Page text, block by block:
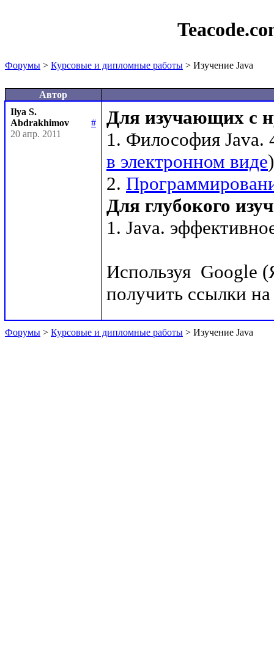
Форумы > Курсовые и дипломные работы > Изучение Java
Автор
Ilya S.
Abdrakhimov
#
20 апр. 2011
Для изучающих с
1. Философия Java.
в электронном виде)
2.
Для глубокого
1. Java.
Используя  Google
Форумы > Курсовые и дипломные работы > Изучение Java